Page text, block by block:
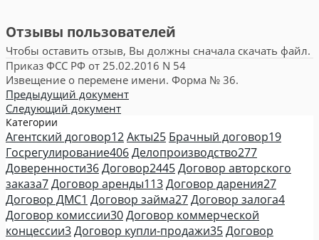
Отзывы пользователей
Чтобы оставить отзыв, Вы должны сначала скачать файл.
Приказ ФСС РФ от 25.02.2016 N 54
Извещение о перемене имени. Форма № 36.
Предыдущий документ
Следующий документ
Категории
Агентский договор12Акты25 Брачный договор19
Госрегулирование406Делопроизводство277
Доверенности36Договор2445Договор авторского
заказа7Договор аренды113Договор дарения27
Договор ДМС1 Договор займа27Договор залога4
Договор комиссии30Договор коммерческой
концессии3Договор купли-продажи35Договор